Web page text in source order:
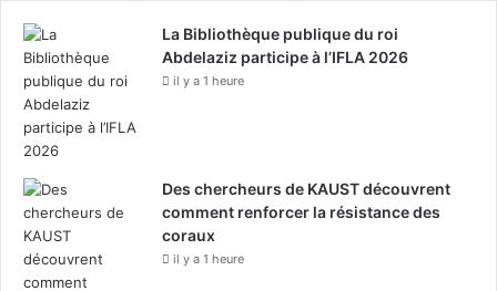
e
n
e
d
e
s
p
è
e
La Bibliothèque publique du roi
Abdelaziz participe à l’IFLA 2026
il y a 1 heure
Des chercheurs de KAUST découvrent
comment renforcer la résistance des
coraux
il y a 1 heure